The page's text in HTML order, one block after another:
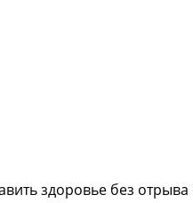
здоровье без отрыва